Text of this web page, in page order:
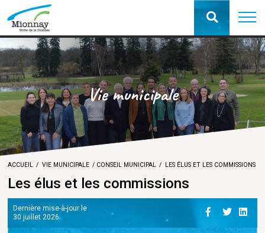
Vie municipale
ACCUEIL VIE MUNICIPALE CONSEIL MUNICIPAL LES ÉLUS ET LES COMMISSIONS
Les élus et les commissions
Dernière mise-à-jour le
30 juillet 2026